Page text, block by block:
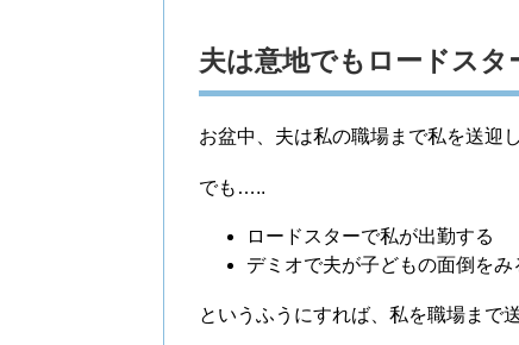
夫は意地でもロードスタ
お盆中、夫は私の職場まで私を送迎
でも…..
ロードスターで私が出勤する
デミオで夫が子どもの面倒をみ
というふうにすれば、私を職場まで